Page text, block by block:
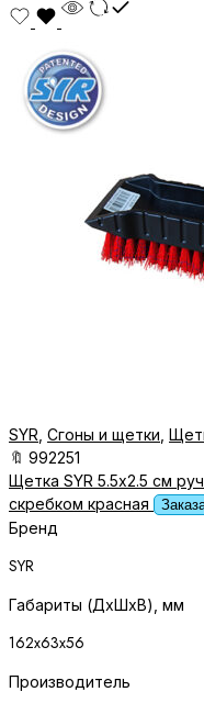
SYR Сгоны и щетки
🔖 992251
Щетка SYR 5.5х2.5 см
скребком красная
Бренд
SYR
Габариты (ДхШхВ), мм
162х63х56
Производитель